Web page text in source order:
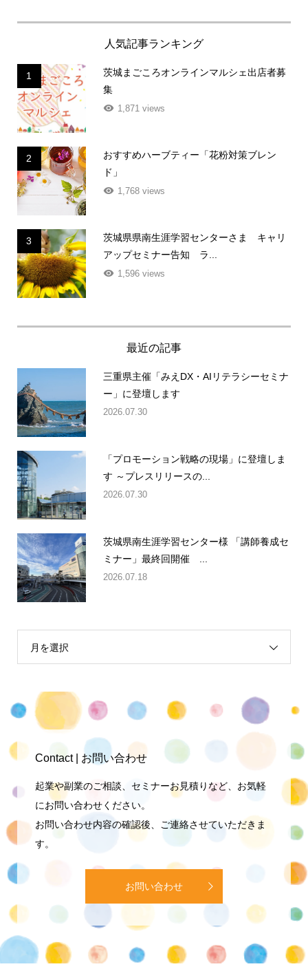
人気記事ランキング
1
茨城まごころオンラインマルシェ出店者募
集
1,871 views
2
おすすめハーブティー「花粉対策ブレン
ド」
1,768 views
3
茨城県県南生涯学習センターさま キャリ
アップセミナー告知 ラ...
1,596 views
最近の記事
三重県主催「みえDX・AIリテラシーセミナ
ー」に登壇します
2026.07.30
「プロモーション戦略の現場」に登壇しま
す ～プレスリリースの...
2026.07.30
茨城県南生涯学習センター様 「講師養成セ
ミナー」最終回開催 ...
2026.07.18
月を選択
Contact | お問い合わせ
起業や副業のご相談、セミナーお見積りなど、お気軽
にお問い合わせください。
お問い合わせ内容の確認後、ご連絡させていただきま
す。
お問い合わせ